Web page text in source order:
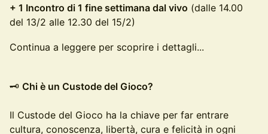
+ 1 Incontro di 1 fine settimana dal vivo (dalle 14.00
del 13/2 alle 12.30 del 15/2)
Continua a leggere per scoprire i dettagli...
🗝️ Chi è un Custode del Gioco?
Il Custode del Gioco ha la chiave per far entrare
cultura, conoscenza, libertà, cura e felicità in ogni